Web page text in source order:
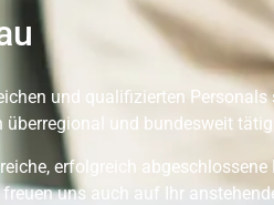
und qualifizierten
überregional und bundesweit tätig.
erfolgreich abgeschlossene
freuen uns auch auf Ihr